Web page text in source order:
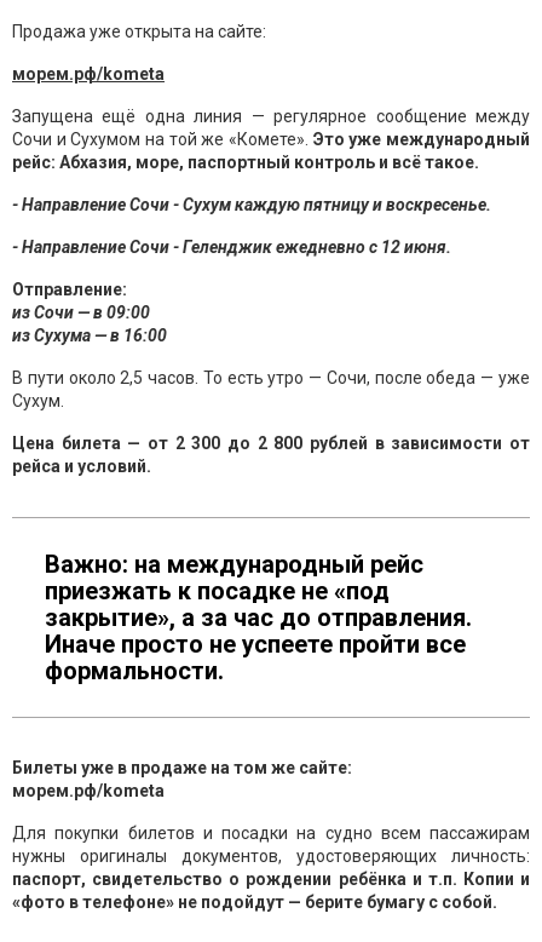
Продажа уже открыта на сайте:
морем.рф/kometa
Запущена ещё одна линия — регулярное сообщение между
Сочи и Сухумом на той же «Комете». Это уже международный
рейс: Абхазия, море, паспортный контроль и всё такое.
- Направление Сочи - Сухум каждую пятницу и воскресенье.
- Направление Сочи - Геленджик ежедневно с 12 июня.
Отправление:
из Сочи — в 09:00
из Сухума — в 16:00
В пути около 2,5 часов. То есть утро — Сочи, после обеда — уже
Сухум.
Цена билета — от 2 300 до 2 800 рублей в зависимости от
рейса и условий.
Важно: на международный рейс
приезжать к посадке не «под
закрытие», а за час до отправления.
Иначе просто не успеете пройти все
формальности.
Билеты уже в продаже на том же сайте:
морем.рф/kometa
Для покупки билетов и посадки на судно всем пассажирам
нужны оригиналы документов, удостоверяющих личность:
паспорт, свидетельство о рождении ребёнка и т.п. Копии и
«фото в телефоне» не подойдут — берите бумагу с собой.